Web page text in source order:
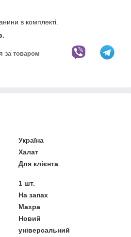
в комплекті.
за товаром
Україна
Халат
Для клієнта
1 шт.
На запах
Махра
Новий
універсальний